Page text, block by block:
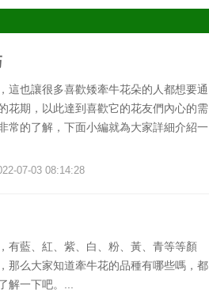
這也讓很多喜歡矮牽牛花朵的人都想要通
花期，以此達到喜歡它的花友們內心的需
常的了解，下面小編就為大家詳細介紹一
07-03 08:14:28
有藍、紅、紫、白、粉、黃、青等等顏
那么大家知道牽牛花的品種有哪些嗎，都
解一下吧。...